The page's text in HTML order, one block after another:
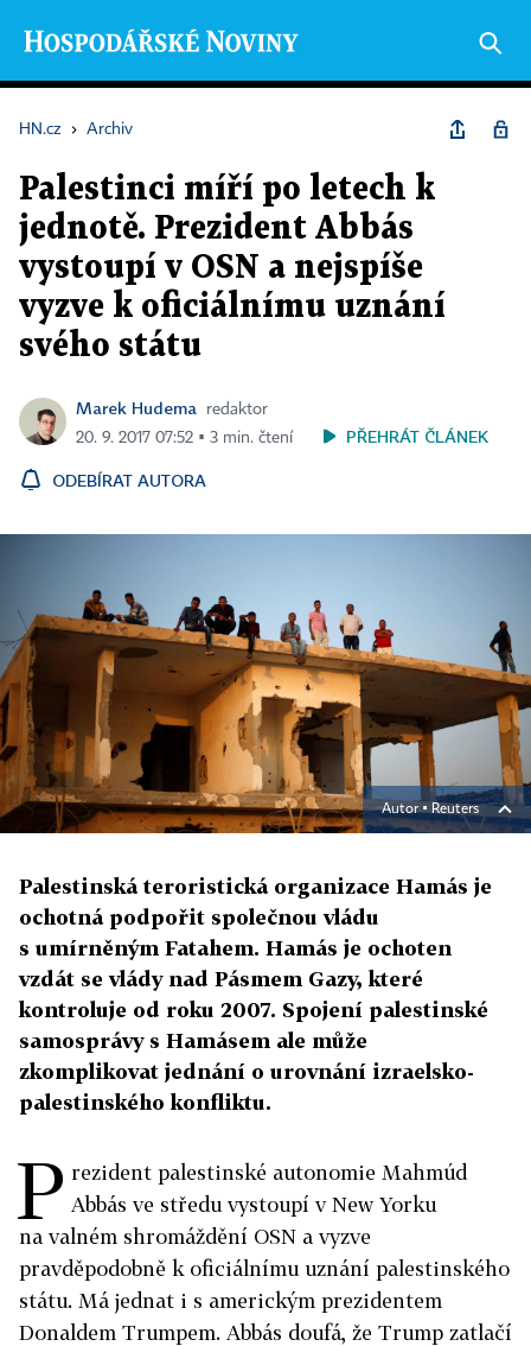
HN.cz › Archiv
Palestinci míří po letech k
jednotě. Prezident Abbás
vystoupí v OSN a nejspíše
vyzve k oficiálnímu uznání
svého státu
Marek Hudema
redaktor
20. 9. 2017 07:52 ▪ 3 min. čtení
PŘEHRÁT ČLÁNEK
ODEBÍRAT AUTORA
Autor ▪ Reuters
Palestinská teroristická organizace Hamás je
ochotná podpořit společnou vládu
s umírněným Fatahem. Hamás je ochoten
vzdát se vlády nad Pásmem Gazy, které
kontroluje od roku 2007. Spojení palestinské
samosprávy s Hamásem ale může
zkomplikovat jednání o urovnání izraelsko-
palestinského konfliktu.
P rezident palestinské autonomie Mahmúd
Abbás ve středu vystoupí v New Yorku
na valném shromáždění OSN a vyzve
pravděpodobně k oficiálnímu uznání palestinského
státu. Má jednat i s americkým prezidentem
Donaldem Trumpem. Abbás doufá, že Trump zatlačí